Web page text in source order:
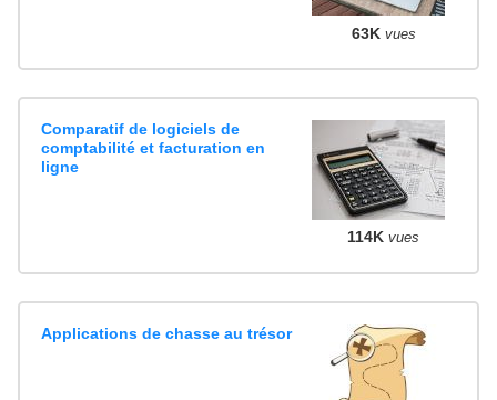
63K vues
Comparatif de logiciels de
comptabilité et facturation en
ligne
114K vues
Applications de chasse au trésor